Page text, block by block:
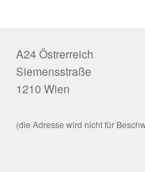
A24 Östrerreich
Siemensstraße
1210 Wien
(die Adresse wird nicht für